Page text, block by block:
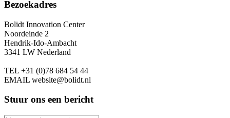
Bezoekadres
Bolidt Innovation Center
Noordeinde 2
Hendrik-Ido-Ambacht
3341 LW Nederland
TEL +31 (0)78 684 54 44
EMAIL website@bolidt.nl
Stuur ons een bericht